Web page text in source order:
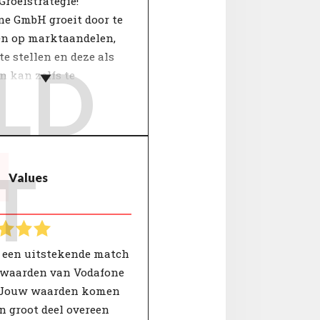
GmbH groeit door te
op marktaandelen,
stellen en deze als
kan zelfs te
Je vindt het
dat de organisatie
groeit door het
van de
is van invloed op
van
Deze bepaalt
de insteek van de
Focuspunten
zijn: samenwerking,
resultaten en
Values
een uitstekende match
van Vodafone
waarden komen
groot deel overeen